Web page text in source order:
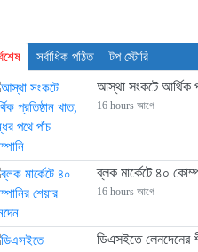
সর্বাধিক পঠিত টপ স্টোরি
আস্থা সংকটে আর্থিক
16 hours আগে
ব্লক মার্কেটে ৪০
16 hours আগে
ডিএসইতে লেনদেনের